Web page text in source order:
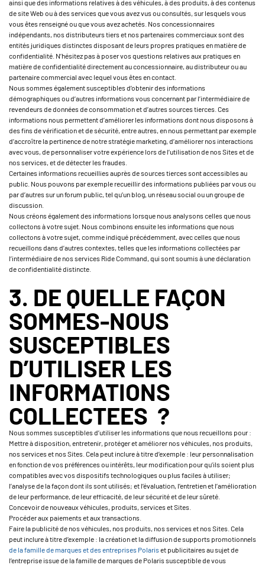
ainsi que des informations relatives à des véhicules, à des produits, à des contenus
de site Web ou à des services que vous avez vus ou consultés, sur lesquels vous
vous êtes renseigné ou que vous avez achetés. Nos concessionnaires
indépendants, nos distributeurs tiers et nos partenaires commerciaux sont des
entités juridiques distinctes disposant de leurs propres pratiques en matière de
confidentialité. N’hésitez pas à poser vos questions relatives aux pratiques en
matière de confidentialité directement au concessionnaire, au distributeur ou au
partenaire commercial avec lequel vous êtes en contact.
Nous sommes également susceptibles d’obtenir des informations
démographiques ou d’autres informations vous concernant par l’intermédiaire de
revendeurs de données de consommation et d’autres sources tierces. Ces
informations nous permettent d’améliorer les informations dont nous disposons à
des fins de vérification et de sécurité, entre autres, en nous permettant par exemple
d’accroître la pertinence de notre stratégie marketing, d’améliorer nos interactions
avec vous, de personnaliser votre expérience lors de l’utilisation de nos Sites et de
nos services, et de détecter les fraudes.
Certaines informations recueillies auprès de sources tierces sont accessibles au
public. Nous pouvons par exemple recueillir des informations publiées par vous ou
par d’autres sur un forum public, tel qu’un blog, un réseau social ou un groupe de
discussion.
Nous créons également des informations lorsque nous analysons celles que nous
collectons à votre sujet. Nous combinons ensuite les informations que nous
collectons à votre sujet, comme indiqué précédemment, avec celles que nous
recueillons dans d’autres contextes, telles que les informations collectées par
l’intermédiaire de nos services Ride Command, qui sont soumis à une déclaration
de confidentialité distincte.
3. DE QUELLE FAÇON
SOMMES-NOUS
SUSCEPTIBLES
D’UTILISER LES
INFORMATIONS
COLLECTEES ?
Nous sommes susceptibles d’utiliser les informations que nous recueillons pour :
Mettre à disposition, entretenir, protéger et améliorer nos véhicules, nos produits,
nos services et nos Sites. Cela peut inclure à titre d’exemple : leur personnalisation
en fonction de vos préférences ou intérêts, leur modification pour qu’ils soient plus
compatibles avec vos dispositifs technologiques ou plus faciles à utiliser;
l’analyse de la façon dont ils sont utilisés; et l’évaluation, l’entretien et l’amélioration
de leur performance, de leur efficacité, de leur sécurité et de leur sûreté.
Concevoir de nouveaux véhicules, produits, services et Sites.
Procéder aux paiements et aux transactions.
Faire la publicité de nos véhicules, nos produits, nos services et nos Sites. Cela
peut inclure à titre d’exemple : la création et la diffusion de supports promotionnels
de la famille de marques et des entreprises Polariset publicitaires au sujet de
l’entreprise issue de la famille de marques de Polaris susceptible de vous